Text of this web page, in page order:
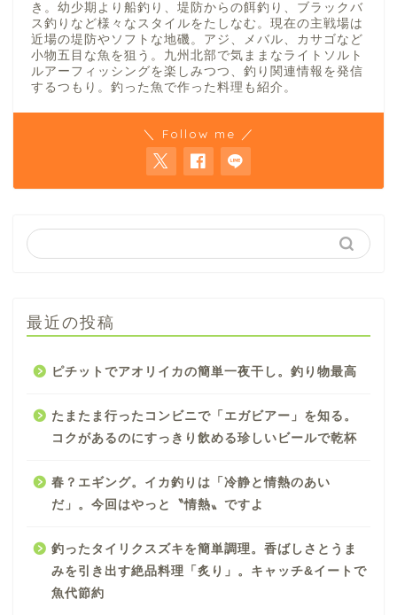
き。幼少期より船釣り、堤防からの餌釣り、ブラックバ
ス釣りなど様々なスタイルをたしなむ。現在の主戦場は
近場の堤防やソフトな地磯。アジ、メバル、カサゴなど
小物五目な魚を狙う。九州北部で気ままなライトソルト
ルアーフィッシングを楽しみつつ、釣り関連情報を発信
するつもり。釣った魚で作った料理も紹介。
＼ Follow me ／
最近の投稿
ピチットでアオリイカの簡単一夜干し。釣り物最高
たまたま行ったコンビニで「エガビアー」を知る。
コクがあるのにすっきり飲める珍しいビールで乾杯
春？エギング。イカ釣りは「冷静と情熱のあい
だ」。今回はやっと〝情熱〟ですよ
釣ったタイリクスズキを簡単調理。香ばしさとうま
みを引き出す絶品料理「炙り」。キャッチ&イートで
魚代節約